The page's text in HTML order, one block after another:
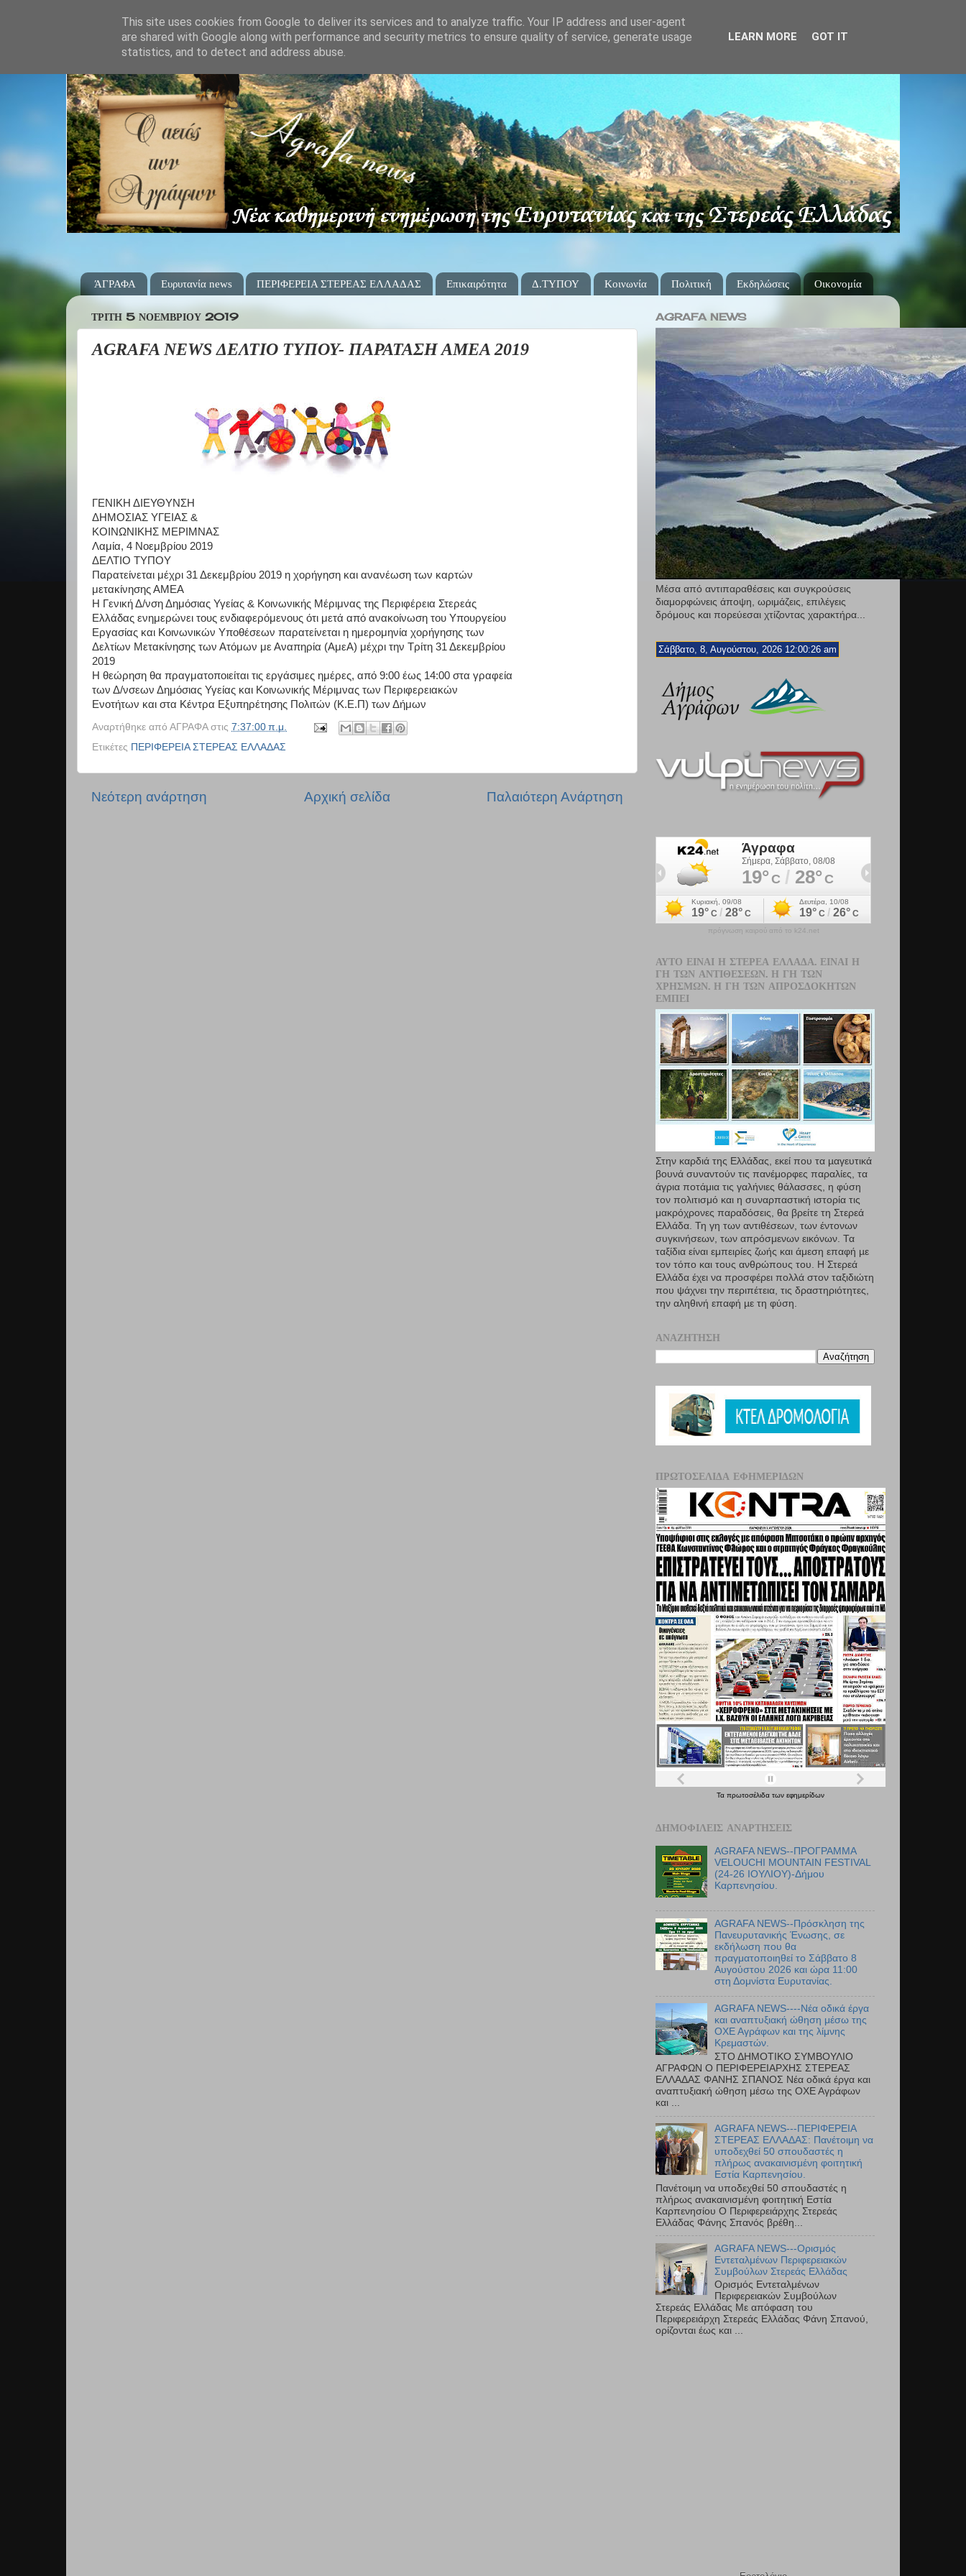
ΆΓΡΑΦΑ Ευρυτανία news ΠΕΡΙΦΕΡΕΙΑ ΣΤΕΡΕΑΣ ΕΛΛΑΔΑΣ Επικαιρότητα Δ.ΤΥΠΟΥ Κοινωνία Πολιτική Εκδηλώσεις Οικονομία
ΤΡΊΤΗ 5 ΝΟΕΜΒΡΊΟΥ 2019
AGRAFA NEWS ΔΕΛΤΙΟ ΤΥΠΟΥ- ΠΑΡΑΤΑΣΗ ΑΜΕΑ 2019
ΓΕΝΙΚΗ ΔΙΕΥΘΥΝΣΗ
ΔΗΜΟΣΙΑΣ ΥΓΕΙΑΣ &
ΚΟΙΝΩΝΙΚΗΣ ΜΕΡΙΜΝΑΣ
Λαμία, 4 Νοεμβρίου 2019
ΔΕΛΤΙΟ ΤΥΠΟΥ
Παρατείνεται μέχρι 31 Δεκεμβρίου 2019 η χορήγηση και ανανέωση των καρτών
μετακίνησης ΑΜΕΑ
Η ΓενικήΔ/νσηΔημόσιας Υγείας & Κοινωνικής Μέριμνας της Περιφέρεια Στερεάς
Ελλάδας ενημερώνει τους ενδιαφερόμενους ότι μετά από ανακοίνωση του Υπουργείου
Εργασίας και Κοινωνικών Υποθέσεων παρατείνεται η ημερομηνία χορήγησης των
Δελτίων Μετακίνησης των Ατόμων μεΑναπηρία (ΑμεΑ) μέχρι την Τρίτη 31 Δεκεμβρίου
2019
Η θεώρηση θα πραγματοποιείται τις εργάσιμες ημέρες, από 9:00 έως 14:00 στα γραφεία
των Δ/νσεων Δημόσιας Υγείας και Κοινωνικής Μέριμνας των Περιφερειακών
Ενοτήτων και στα Κέντρα Εξυπηρέτησης Πολιτών (Κ.Ε.Π) των Δήμων
Αναρτήθηκε από ΑΓΡΑΦΑ στις 7:37:00 π.μ.
Ετικέτες ΠΕΡΙΦΕΡΕΙΑ ΣΤΕΡΕΑΣ ΕΛΛΑΔΑΣ
Νεότερη ανάρτηση Παλαιότερη Ανάρτηση
Αρχική σελίδα
AGRAFA NEWS
Μέσα από αντιπαραθέσεις και συγκρούσεις
διαμορφώνεις άποψη, ωριμάζεις, επιλέγεις
δρόμους και πορεύεσαι χτίζοντας χαρακτήρα...
Σάββατο, 8, Αυγούστου, 2026 12:00:27 am
πρόγνωση καιρού από το k24.net
ΑΥΤΌ ΕΊΝΑΙ Η ΣΤΕΡΕΆ ΕΛΛΆΔΑ. ΕΊΝΑΙ Η
ΓΗ ΤΩΝ ΑΝΤΙΘΈΣΕΩΝ. Η ΓΗ ΤΩΝ
ΧΡΗΣΜΏΝ. Η ΓΗ ΤΩΝ ΑΠΡΟΣΔΌΚΗΤΩΝ
ΕΜΠΕΙ
Στην καρδιά της Ελλάδας, εκεί που τα µαγευτικά
βουνά συναντούν τις πανέμορφες παραλίες, τα
άγρια ποτάμια τις γαλήνιες θάλασσες, η φύση
τον πολιτισμό και η συναρπαστική ιστορία τις
μακρόχρονες παραδόσεις, θα βρείτε τη Στερεά
Ελλάδα. Τη γη των αντιθέσεων, των έντονων
συγκινήσεων, των απρόσμενων εικόνων. Τα
ταξίδια είναι εμπειρίες ζωής και άμεση επαφή µε
τον τόπο και τους ανθρώπους του. Η Στερεά
Ελλάδα έχει να προσφέρει πολλά στον ταξιδιώτη
που ψάχνει την περιπέτεια, τις δραστηριότητες,
την αληθινή επαφή µε τη φύση.
ΑΝΑΖΉΤΗΣΗ
ΠΡΩΤΟΣΈΛΙΔΑ ΕΦΗΜΕΡΊΔΩΝ
Τα πρωτοσέλιδα των εφημερίδων
ΔΗΜΟΦΙΛΕΊΣ ΑΝΑΡΤΉΣΕΙΣ
AGRAFA NEWS--ΠΡΟΓΡΑΜΜΑ
VELOUCHI MOUNTAIN FESTIVAL
(24-26 ΙΟΥΛΙΟΥ)-Δήμου
Καρπενησίου.
AGRAFA NEWS--Πρόσκληση της
Πανευρυτανικής Ένωσης, σε
εκδήλωση που θα
πραγματοποιηθεί το Σάββατο 8
Αυγούστου 2026 και ώρα 11:00
στη Δομνίστα Ευρυτανίας.
AGRAFA NEWS----Νέα οδικά έργα
και αναπτυξιακή ώθηση μέσω της
ΟΧΕ Αγράφων και της λίμνης
Κρεμαστών.
ΣΤΟ ΔΗΜΟΤΙΚΟ ΣΥΜΒΟΥΛΙΟ
ΑΓΡΑΦΩΝ Ο ΠΕΡΙΦΕΡΕΙΑΡΧΗΣ ΣΤΕΡΕΑΣ
ΕΛΛΑΔΑΣ ΦΑΝΗΣ ΣΠΑΝΟΣ Νέα οδικά έργα και
αναπτυξιακή ώθηση μέσω της ΟΧΕ Αγράφων
και ...
AGRAFA NEWS---ΠΕΡΙΦΕΡΕΙΑ
ΣΤΕΡΕΑΣ ΕΛΛΑΔΑΣ: Πανέτοιμη να
υποδεχθεί 50 σπουδαστές η
πλήρως ανακαινισμένη φοιτητική
Εστία Καρπενησίου.
Πανέτοιμη να υποδεχθεί 50 σπουδαστές η
πλήρως ανακαινισμένη φοιτητική Εστία
Καρπενησίου Ο Περιφερειάρχης Στερεάς
Ελλάδας Φάνης Σπανός βρέθη...
AGRAFA NEWS---Ορισμός
Εντεταλμένων Περιφερειακών
Συμβούλων Στερεάς Ελλάδας
Ορισμός Εντεταλμένων
Περιφερειακών Συμβούλων
Στερεάς Ελλάδας Με απόφαση του
Περιφερειάρχη Στερεάς Ελλάδας Φάνη Σπανού,
ορίζονται έως και ...
This site uses cookies from Google to deliver its services and to analyze traffic. Your IP address and user-agent
are shared with Google along with performance and security metrics to ensure quality of service, generate usage
statistics, and to detect and address abuse.
LEARN MORE GOT IT